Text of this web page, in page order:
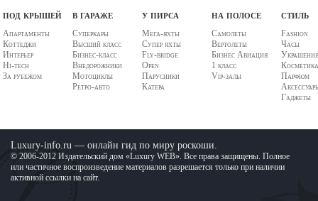
под крышей
Апартаменты
Коттеджи
Интерьер
Hi-tech
За рубежом
в гараже
Суперкары
Высший класс
Бизнес-класс
Внедорожники
Мотоциклы
Ретро-авто
у пирса
Мега-яхты
Супер яхты
Fly-bridge
Open
Парусники
Катера
на полосе
Самолеты
Вертолеты
Бизнес Авиация
1 класс
Vip-залы
стиль
Fashion
Часы
Парфюм
Гаджеты
Luxury-info.ru — онлайн гид по миру роскоши.
© 2006-2012 Издательский дом «Luxury WEB». Все права защищены. Полное
или частичное воспроизведение материалов разрешается только при наличии
активной ссылки на сайт.